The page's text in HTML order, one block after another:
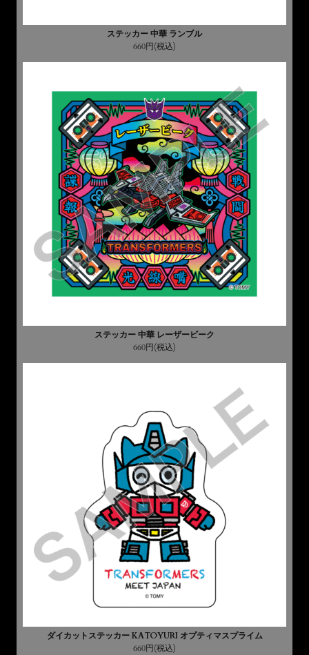
ステッカー 中華 ランブル
660円(税込)
ステッカー 中華 レーザービーク
660円(税込)
ダイカットステッカー KATOYURI オプティマスプライム
660円(税込)